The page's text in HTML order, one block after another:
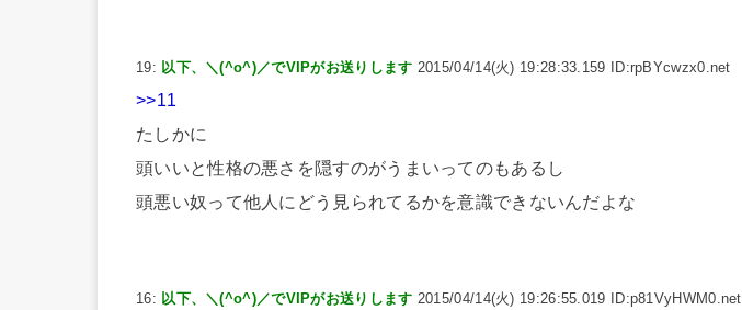
19: 以下、＼(^o^)／でVIPがお送りします 2015/04/14(火) 19:28:33.159 ID:rpBYcwzx0.net
>>11
たしかに
頭いいと性格の悪さを隠すのがうまいってのもあるし
頭悪い奴って他人にどう見られてるかを意識できないんだよな
16: 以下、＼(^o^)／でVIPがお送りします 2015/04/14(火) 19:26:55.019 ID:p81VyHWM0.net